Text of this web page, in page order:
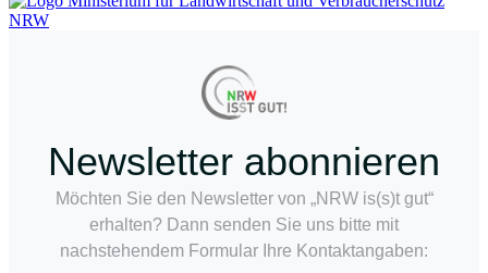
Newsletter abonnieren
Möchten Sie den Newsletter von „NRW is(s)t gut“
erhalten? Dann senden Sie uns bitte mit
nachstehendem Formular Ihre Kontaktangaben: